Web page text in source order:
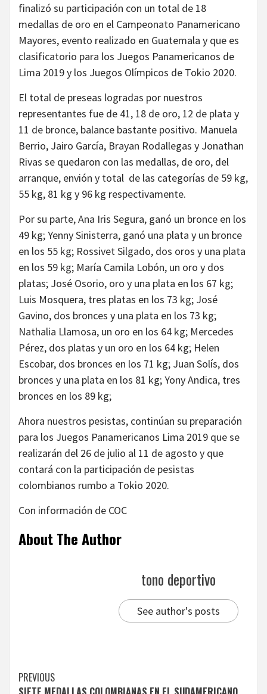
finalizó su participación con un total de 18
medallas de oro en el Campeonato Panamericano
Mayores, evento realizado en Guatemala y que es
clasificatorio para los Juegos Panamericanos de
Lima 2019 y los Juegos Olímpicos de Tokio 2020.
El total de preseas logradas por nuestros
representantes fue de 41, 18 de oro, 12 de plata y
11 de bronce, balance bastante positivo. Manuela
Berrio, Jairo García, Brayan Rodallegas y Jonathan
Rivas se quedaron con las medallas, de oro, del
arranque, envión y total de las categorías de 59 kg,
55 kg, 81 kg y 96 kg respectivamente.
Por su parte, Ana Iris Segura, ganó un bronce en los
49 kg; Yenny Sinisterra, ganó una plata y un bronce
en los 55 kg; Rossivet Silgado, dos oros y una plata
en los 59 kg; María Camila Lobón, un oro y dos
platas; José Osorio, oro y una plata en los 67 kg;
Luis Mosquera, tres platas en los 73 kg; José
Gavino, dos bronces y una plata en los 73 kg;
Nathalia Llamosa, un oro en los 64 kg; Mercedes
Pérez, dos platas y un oro en los 64 kg; Helen
Escobar, dos bronces en los 71 kg; Juan Solís, dos
bronces y una plata en los 81 kg; Yony Andica, tres
bronces en los 89 kg;
Ahora nuestros pesistas, continúan su preparación
para los Juegos Panamericanos Lima 2019 que se
realizarán del 26 de julio al 11 de agosto y que
contará con la participación de pesistas
colombianos rumbo a Tokio 2020.
Con información de COC
About The Author
tono deportivo
See author's posts
Continue
PREVIOUS